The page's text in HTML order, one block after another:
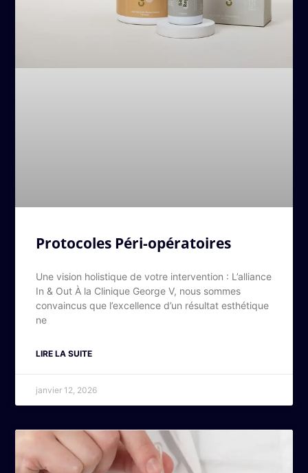
Protocoles Péri-opératoires
Une vision holistique de votre intervention : L’alliance
In & Out À la Clinique George V, nous sommes
convaincus que l’excellence d’un résultat esthétique
ne
LIRE LA SUITE
janvier 12, 2026